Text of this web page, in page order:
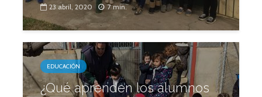
23 abril, 2020 7 min.
EDUCACIÓN
¿Qué aprenden los alumnos